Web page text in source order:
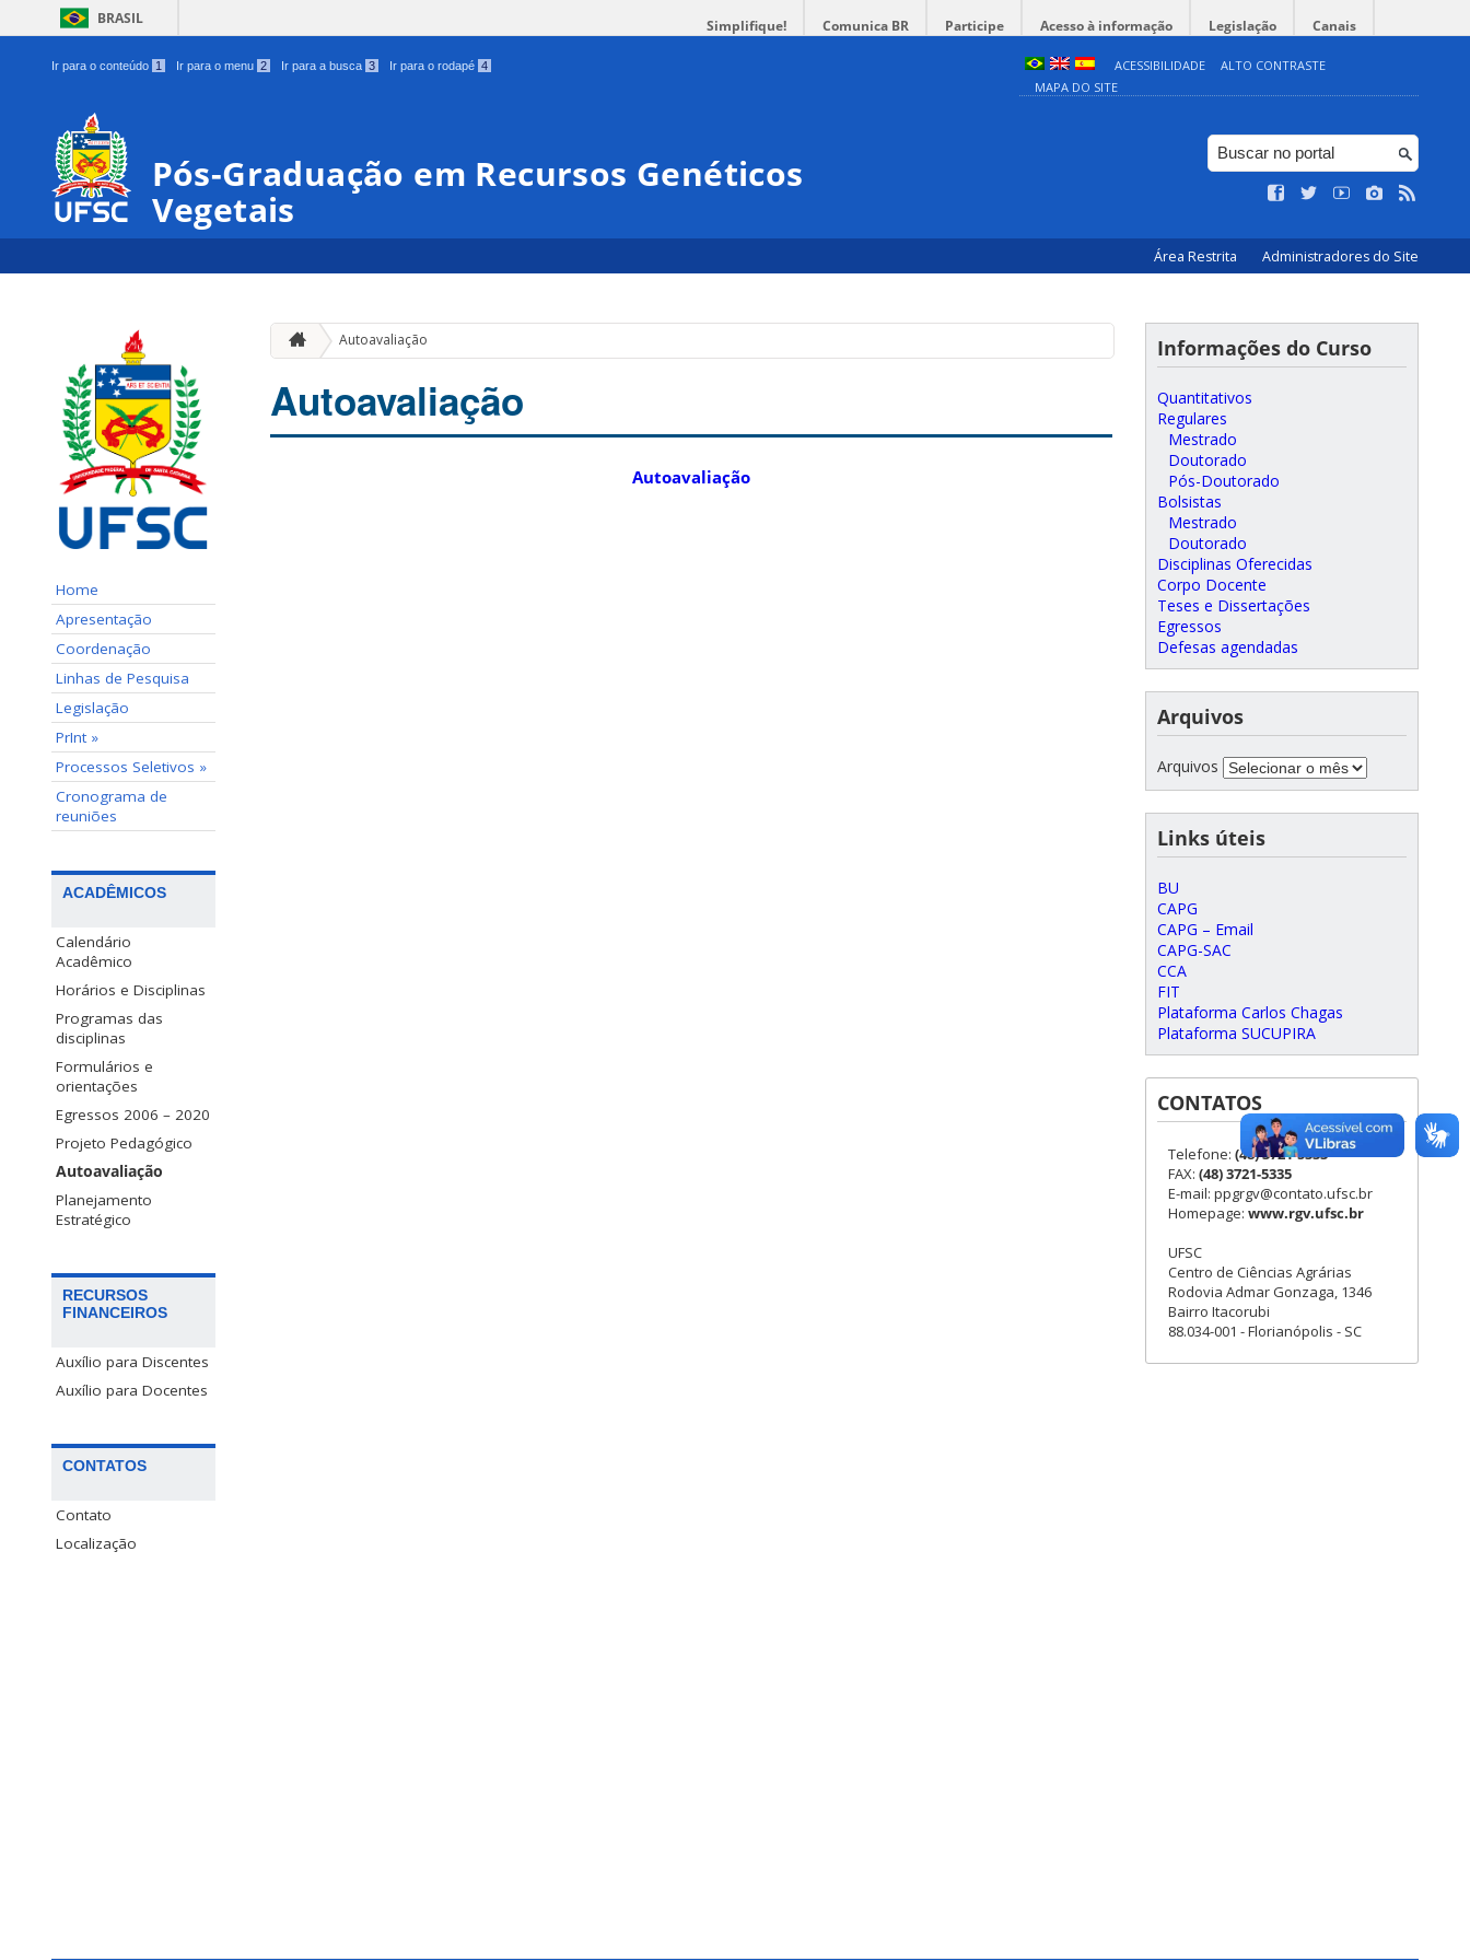
BRASIL Simplifique! Comunica BR Participe Acesso à informação Legislação Canais
Ir para o conteúdo 1 Ir para o menu 2 Ir para a busca 3 Ir para o rodapé 4 ACESSIBILIDADE
ALTO CONTRASTE
MAPA DO SITE
Pós-Graduação em Recursos Genéticos
Vegetais
Área Restrita Administradores do Site
Home
Apresentação
Coordenação
Linhas de Pesquisa
Legislação
PrInt »
Processos Seletivos »
Cronograma de
reuniões
ACADÊMICOS
Calendário
Acadêmico
Horários e Disciplinas
Programas das
disciplinas
Formulários e
orientações
Egressos 2006 – 2020
Projeto Pedagógico
Autoavaliação
Planejamento
Estratégico
RECURSOS
FINANCEIROS
Auxílio para Discentes
Auxílio para Docentes
CONTATOS
Contato
Localização
Autoavaliação
Autoavaliação
Autoavaliação
Informações do Curso
Quantitativos
Regulares
Mestrado
Doutorado
Pós-Doutorado
Bolsistas
Mestrado
Doutorado
Disciplinas Oferecidas
Corpo Docente
Teses e Dissertações
Egressos
Defesas agendadas
Arquivos
Arquivos
Links úteis
BU
CAPG
CAPG – Email
CAPG-SAC
CCA
FIT
Plataforma Carlos Chagas
Plataforma SUCUPIRA
CONTATOS
Telefone: (48) 3721-5333
FAX: (48) 3721-5335
E-mail: ppgrgv@contato.ufsc.br
Homepage: www.rgv.ufsc.br
UFSC
Centro de Ciências Agrárias
Rodovia Admar Gonzaga, 1346
Bairro Itacorubi
88.034-001 - Florianópolis - SC